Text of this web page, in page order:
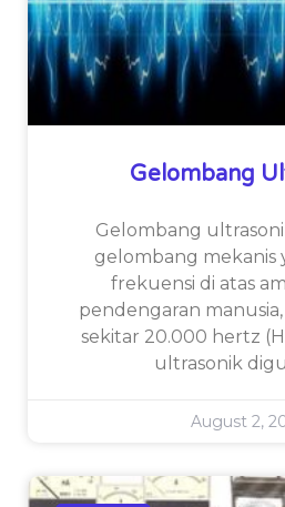
Gelombang
Gelombang
gelombang mekanis
frekuensi di atas
pendengaran
sekitar 20.000 hertz
ultrasonik
August 2,